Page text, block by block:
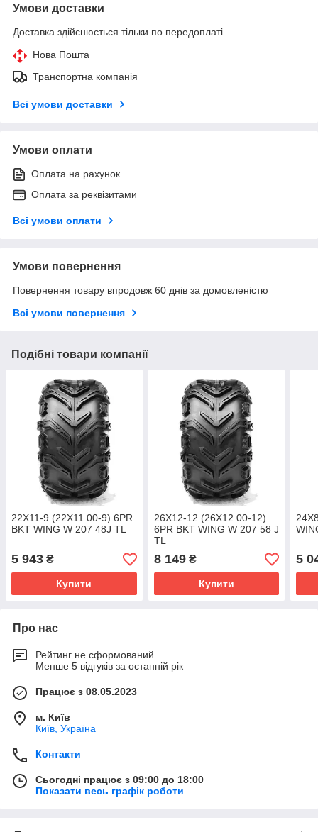
Умови доставки
Доставка здійснюється тільки по передоплаті.
Нова Пошта
Транспортна компанія
Всі умови доставки
Умови оплати
Оплата на рахунок
Оплата за реквізитами
Всі умови оплати
Умови повернення
Повернення товару впродовж 60 днів за домовленістю
Всі умови повернення
Подібні товари компанії
22X11-9 (22X11.00-9) 6PR
BKT WING W 207 48J TL
5 943 ₴
Купити
26X12-12 (26X12.00-12)
6PR BKT WING W 207 58 J
TL
8 149₴
Купити
5
Про нас
Рейтинг не сформований
Менше 5 відгуків за останній рік
Працює з 08.05.2023
м. Київ
Київ, Україна
Контакти
Сьогодні працює з 09:00 до 18:00
Показати весь графік роботи